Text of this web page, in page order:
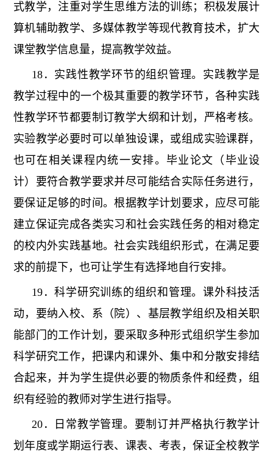
式教学，注重对学生思维方法的训练；积极发展计
算机辅助教学、多媒体教学等现代教育技术，扩大
课堂教学信息量，提高教学效益。
18．实践性教学环节的组织管理。实践教学是
教学过程中的一个极其重要的教学环节，各种实践
性教学环节都要制订教学大纲和计划，严格考核。
实验教学必要时可以单独设课，或组成实验课群，
也可在相关课程内统一安排。毕业论文（毕业设
计）要符合教学要求并尽可能结合实际任务进行，
要保证足够的时间。根据教学计划要求，应尽可能
建立保证完成各类实习和社会实践任务的相对稳定
的校内外实践基地。社会实践组织形式，在满足要
求的前提下，也可让学生有选择地自行安排。
19．科学研究训练的组织和管理。课外科技活
动，要纳入校、系（院）、基层教学组织及相关职
能部门的工作计划，要采取多种形式组织学生参加
科学研究工作，把课内和课外、集中和分散安排结
合起来，并为学生提供必要的物质条件和经费，组
织有经验的教师对学生进行指导。
20．日常教学管理。要制订并严格执行教学计
划年度或学期运行表、课表、考表，保证全校教学